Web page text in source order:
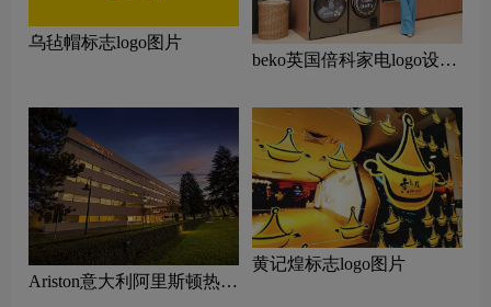
乌毡帽标志logo图片
beko英国倍科家电logo设计
Ariston意大利阿里斯顿热水
黄记煌标志logo图片